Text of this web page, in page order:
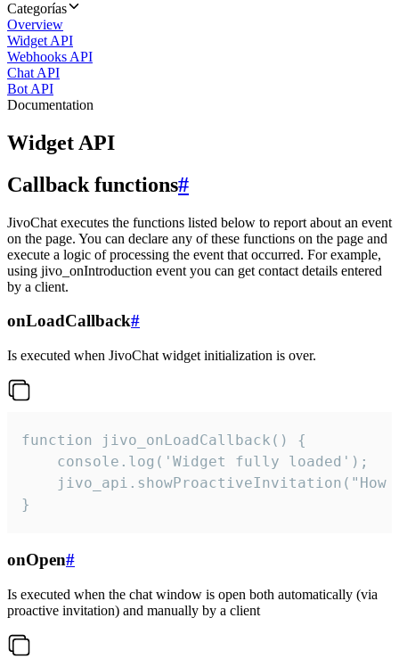
Categorías
Overview
Widget API
Webhooks API
Chat API
Bot API
Documentation
Widget API
Callback functions#
JivoChat executes the functions listed below to report about an event
on the page. You can declare any of these functions on the page and
execute a logic of processing the event that occurred. For example,
using jivo_onIntroduction event you can get contact details entered
by a client.
onLoadCallback#
Is executed when JivoChat widget initialization is over.
function jivo_onLoadCallback() {
    console.log('Widget fully loaded');
jivo_api.showProactiveInvitation("How
}
onOpen#
Is executed when the chat window is open both automatically (via
proactive invitation) and manually by a client